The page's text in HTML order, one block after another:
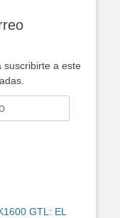
suscribirte a este
GTL: EL